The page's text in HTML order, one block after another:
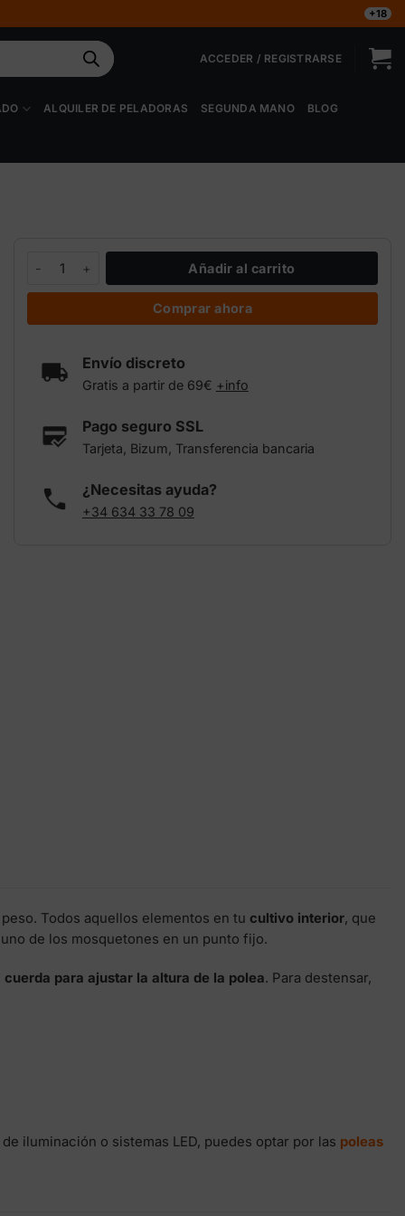
+18
ACCEDER / REGISTRARSE
ALQUILER DE PELADORAS SEGUNDA MANO BLOG
Añadir al carrito
Comprar ahora
Envío discreto
Gratis a partir de 69€ +info
Pago seguro SSL
Tarjeta, Bizum, Transferencia bancaria
¿Necesitas ayuda?
+34 634 33 78 09
Todos aquellos elementos en tu cultivo interior, que
de los mosquetones en un punto fijo.
cuerda para ajustar la altura de la polea. Para destensar,
iluminación o sistemas LED, puedes optar por las poleas